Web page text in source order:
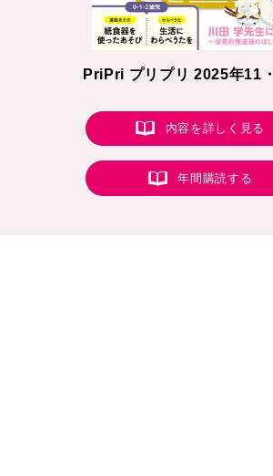
PriPri プリプリ 2025年11
内容を詳しく見る
年間購読する